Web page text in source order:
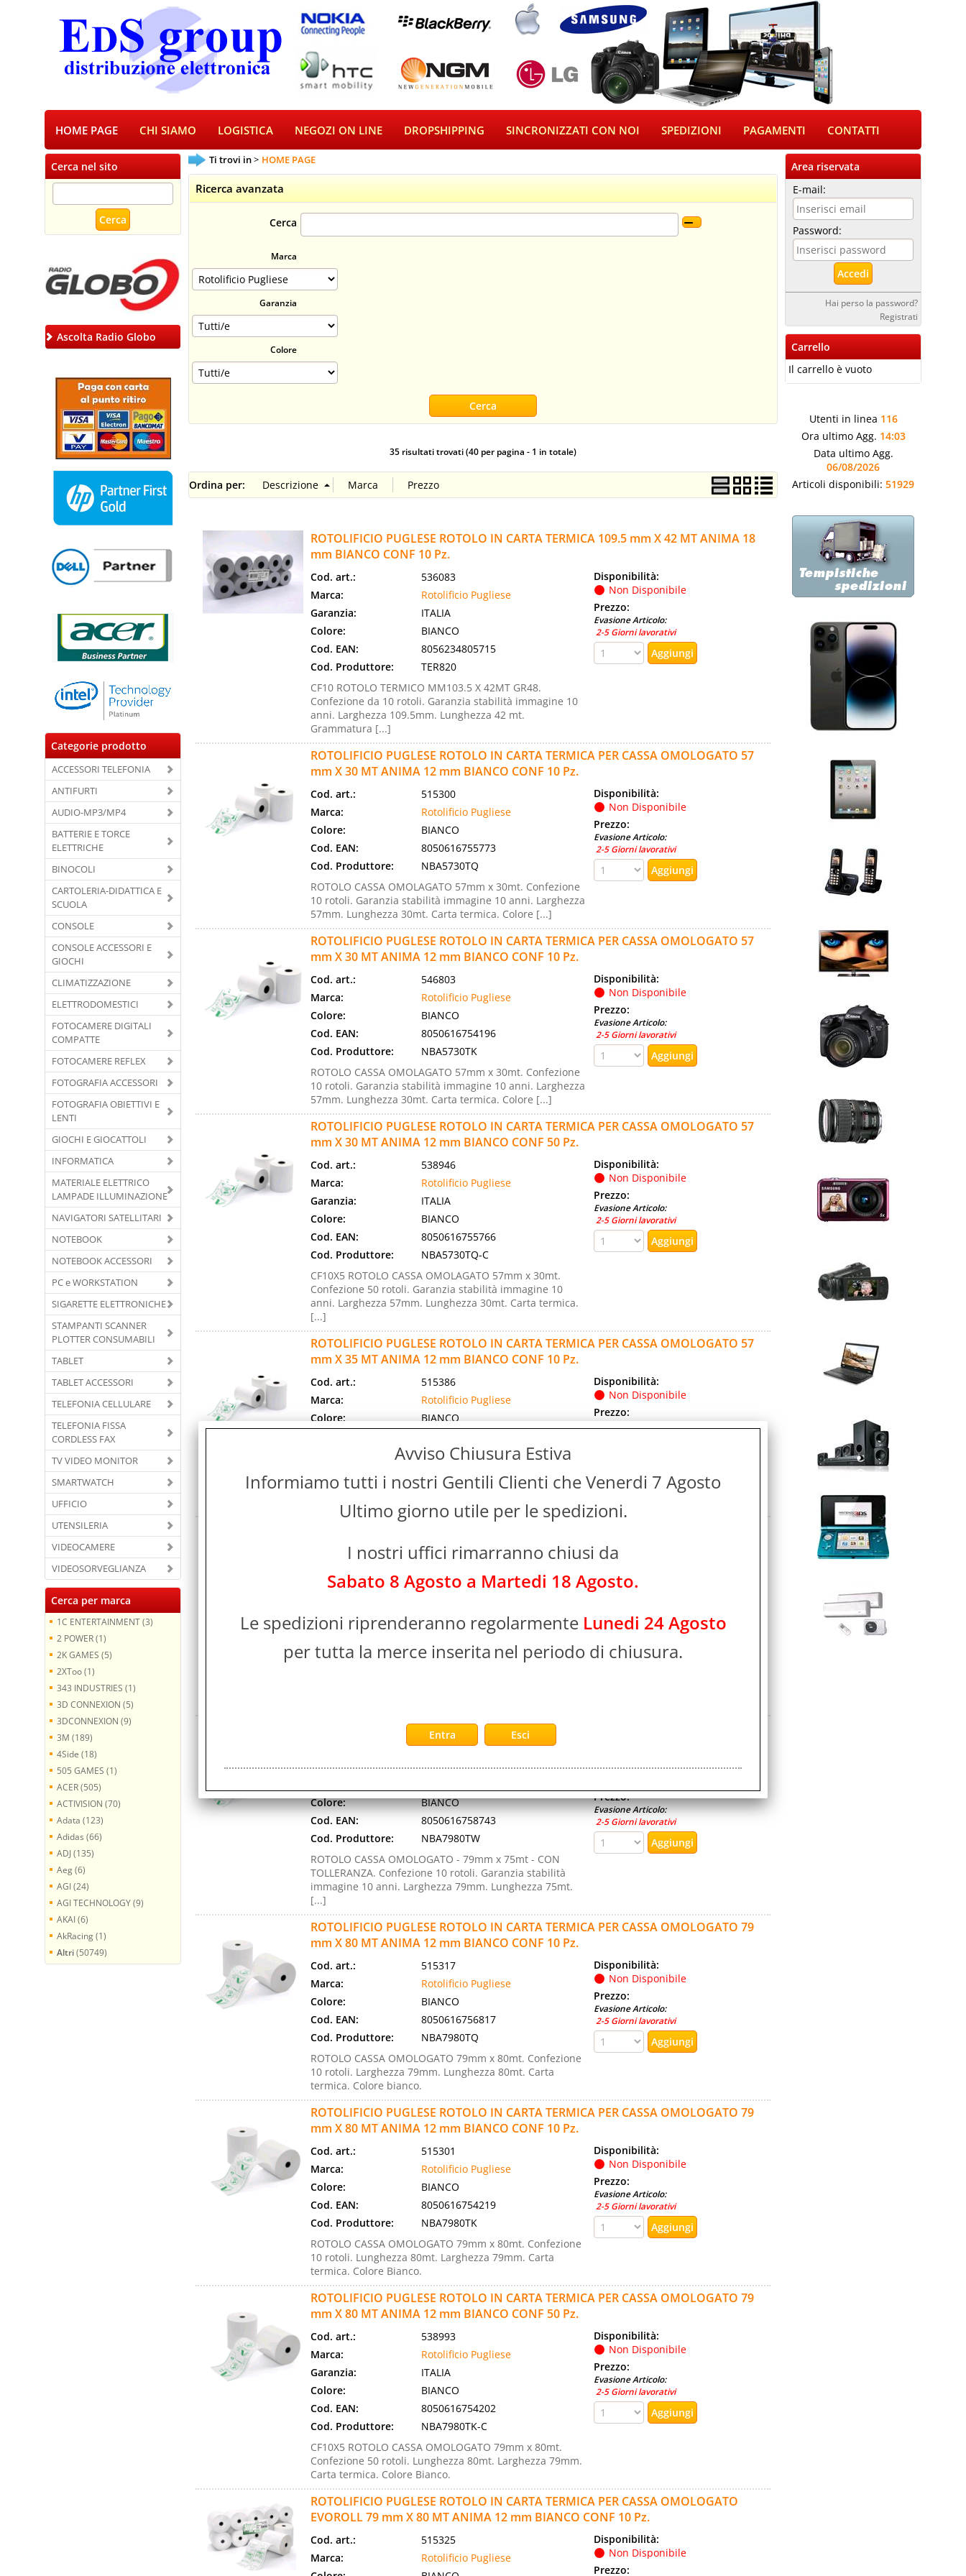
HOME PAGE CHI SIAMO LOGISTICA NEGOZI ON LINE DROPSHIPPING SINCRONIZZATI CON NOI SPEDIZIONI PAGAMENTI CONTATTI
Cerca nel sito
Ascolta Radio Globo
Categorie prodotto
ACCESSORI TELEFONIA
ANTIFURTI
AUDIO-MP3/MP4
BATTERIE E TORCE
ELETTRICHE
BINOCOLI
CARTOLERIA-DIDATTICA E
SCUOLA
CONSOLE
CONSOLE ACCESSORI E
GIOCHI
CLIMATIZZAZIONE
ELETTRODOMESTICI
FOTOCAMERE DIGITALI
COMPATTE
FOTOCAMERE REFLEX
FOTOGRAFIA ACCESSORI
FOTOGRAFIA OBIETTIVI E
LENTI
GIOCHI E GIOCATTOLI
INFORMATICA
MATERIALE ELETTRICO
LAMPADE ILLUMINAZIONE
NAVIGATORI SATELLITARI
NOTEBOOK
NOTEBOOK ACCESSORI
PC e WORKSTATION
SIGARETTE ELETTRONICHE
STAMPANTI SCANNER
PLOTTER CONSUMABILI
TABLET
TABLET ACCESSORI
TELEFONIA CELLULARE
TELEFONIA FISSA
CORDLESS FAX
TV VIDEO MONITOR
SMARTWATCH
UFFICIO
UTENSILERIA
VIDEOCAMERE
VIDEOSORVEGLIANZA
Cerca per marca
1C ENTERTAINMENT (3)
2 POWER (1)
2K GAMES (5)
2XToo (1)
343 INDUSTRIES (1)
3D CONNEXION (5)
3DCONNEXION (9)
3M (189)
4Side (18)
505 GAMES (1)
ACER (505)
ACTIVISION (70)
Adata (123)
Adidas (66)
ADJ (135)
Aeg (6)
AGI (24)
AGI TECHNOLOGY (9)
AKAI (6)
AkRacing (1)
Altri(50749)
Ti trovi in HOME PAGE
Ricerca avanzata
Cerca
Marca
Garanzia
Colore
35 risultati trovati (40 per pagina - 1 in totale)
Ordina per:
ROTOLIFICIO PUGLESE ROTOLO IN CARTA TERMICA 109.5 mm X 42 MT ANIMA 18
mm BIANCO CONF 10 Pz.
Cod. art.:
536083
Marca:
Rotolificio Pugliese
Garanzia:
ITALIA
Colore:
BIANCO
Cod. EAN:
8056234805715
Cod. Produttore:
TER820
CF10 ROTOLO TERMICO MM103.5 X 42MT GR48.
Confezione da 10 rotoli. Garanzia stabilità immagine 10
anni. Larghezza 109.5mm. Lunghezza 42 mt.
Grammatura [...]
Disponibilità:
Non Disponibile
Prezzo:
Evasione Articolo:
2-5 Giorni lavorativi
ROTOLIFICIO PUGLESE ROTOLO IN CARTA TERMICA PER CASSA OMOLOGATO 57
mm X 30 MT ANIMA 12 mm BIANCO CONF 10 Pz.
Cod. art.:
515300
Marca:
Rotolificio Pugliese
Colore:
BIANCO
Cod. EAN:
8050616755773
Cod. Produttore:
NBA5730TQ
ROTOLO CASSA OMOLAGATO 57mm x 30mt. Confezione
10 rotoli. Garanzia stabilità immagine 10 anni. Larghezza
57mm. Lunghezza 30mt. Carta termica. Colore [...]
Disponibilità:
Non Disponibile
Prezzo:
Evasione Articolo:
2-5 Giorni lavorativi
ROTOLIFICIO PUGLESE ROTOLO IN CARTA TERMICA PER CASSA OMOLOGATO 57
mm X 30 MT ANIMA 12 mm BIANCO CONF 10 Pz.
Cod. art.:
546803
Marca:
Rotolificio Pugliese
Colore:
BIANCO
Cod. EAN:
8050616754196
Cod. Produttore:
NBA5730TK
ROTOLO CASSA OMOLAGATO 57mm x 30mt. Confezione
10 rotoli. Garanzia stabilità immagine 10 anni. Larghezza
57mm. Lunghezza 30mt. Carta termica. Colore [...]
Disponibilità:
Non Disponibile
Prezzo:
Evasione Articolo:
2-5 Giorni lavorativi
ROTOLIFICIO PUGLESE ROTOLO IN CARTA TERMICA PER CASSA OMOLOGATO 57
mm X 30 MT ANIMA 12 mm BIANCO CONF 50 Pz.
Cod. art.:
538946
Marca:
Rotolificio Pugliese
Garanzia:
ITALIA
Colore:
BIANCO
Cod. EAN:
8050616755766
Cod. Produttore:
NBA5730TQ-C
CF10X5 ROTOLO CASSA OMOLAGATO 57mm x 30mt.
Confezione 50 rotoli. Garanzia stabilità immagine 10
anni. Larghezza 57mm. Lunghezza 30mt. Carta termica.
[...]
Disponibilità:
Non Disponibile
Prezzo:
Evasione Articolo:
2-5 Giorni lavorativi
ROTOLIFICIO PUGLESE ROTOLO IN CARTA TERMICA PER CASSA OMOLOGATO 57
mm X 35 MT ANIMA 12 mm BIANCO CONF 10 Pz.
Cod. art.:
515386
Marca:
Rotolificio Pugliese
Colore:
BIANCO
NBA5735TQ
ROTOLO CASSA OMOLOGATO 57mm x 35mt. Confezioni
10 rotoli. Lunghezza 35mt. Larghezza 57mm. Carta
termica. Colore Bianco.
Disponibilità:
Non Disponibile
Prezzo:
Evasione Articolo:
mm X 80 MT ANIMA 12 mm BIANCO CONF 50 Pz.
Marca:
Rotolificio Pugliese
Cod. EAN:
8057724141924
CF10X5 ROTOLO CASSA OMOLOGATO 57MM X 80MT.
Non Disponibile
2-5 Giorni lavorativi
ROTOLIFICIO PUGLESE ROTOLO IN CARTA TERMICA PER CASSA OMOLOGATO 79
mm X 75 MT ANIMA 12 mm BIANCO CONF 10 Pz.
Cod. art.:
515302
Colore:
BIANCO
Cod. EAN:
8050616758743
Cod. Produttore:
NBA7980TW
ROTOLO CASSA OMOLOGATO - 79mm x 75mt - CON
TOLLERANZA. Confezione 10 rotoli. Garanzia stabilità
immagine 10 anni. Larghezza 79mm. Lunghezza 75mt.
[...]
Disponibilità:
Prezzo:
Evasione Articolo:
2-5 Giorni lavorativi
ROTOLIFICIO PUGLESE ROTOLO IN CARTA TERMICA PER CASSA OMOLOGATO 79
mm X 80 MT ANIMA 12 mm BIANCO CONF 10 Pz.
Cod. art.:
515317
Marca:
Rotolificio Pugliese
Colore:
BIANCO
Cod. EAN:
8050616756817
Cod. Produttore:
NBA7980TQ
ROTOLO CASSA OMOLOGATO 79mm x 80mt. Confezione
10 rotoli. Larghezza 79mm. Lunghezza 80mt. Carta
termica. Colore bianco.
Disponibilità:
Non Disponibile
Prezzo:
Evasione Articolo:
2-5 Giorni lavorativi
ROTOLIFICIO PUGLESE ROTOLO IN CARTA TERMICA PER CASSA OMOLOGATO 79
mm X 80 MT ANIMA 12 mm BIANCO CONF 10 Pz.
Cod. art.:
515301
Marca:
Rotolificio Pugliese
Colore:
BIANCO
Cod. EAN:
8050616754219
Cod. Produttore:
NBA7980TK
ROTOLO CASSA OMOLOGATO 79mm x 80mt. Confezione
10 rotoli. Lunghezza 80mt. Larghezza 79mm. Carta
termica. Colore Bianco.
Disponibilità:
Non Disponibile
Prezzo:
Evasione Articolo:
2-5 Giorni lavorativi
ROTOLIFICIO PUGLESE ROTOLO IN CARTA TERMICA PER CASSA OMOLOGATO 79
mm X 80 MT ANIMA 12 mm BIANCO CONF 50 Pz.
Cod. art.:
538993
Marca:
Rotolificio Pugliese
Garanzia:
ITALIA
Colore:
BIANCO
Cod. EAN:
8050616754202
Cod. Produttore:
NBA7980TK-C
CF10X5 ROTOLO CASSA OMOLOGATO 79mm x 80mt.
Confezione 50 rotoli. Lunghezza 80mt. Larghezza 79mm.
Carta termica. Colore Bianco.
Disponibilità:
Non Disponibile
Prezzo:
Evasione Articolo:
2-5 Giorni lavorativi
ROTOLIFICIO PUGLESE ROTOLO IN CARTA TERMICA PER CASSA OMOLOGATO
EVOROLL 79 mm X 80 MT ANIMA 12 mm BIANCO CONF 10 Pz.
Cod. art.:
515325
Marca:
Rotolificio Pugliese
Disponibilità:
Non Disponibile
Prezzo:
Area riservata
E-mail:
Password:
Hai perso la password?
Registrati
Carrello
Il carrello è vuoto
Utenti in linea 116
Ora ultimo Agg. 14:03
Data ultimo Agg.
06/08/2026
Articoli disponibili: 51929
Avviso Chiusura Estiva
Informiamo tutti i nostri Gentili Clienti che Venerdi 7 Agosto
Ultimo giorno utile per le spedizioni.
I nostri uffici rimarranno chiusi da
Sabato 8 Agosto a Martedi 18 Agosto.
Le spedizioni riprenderanno regolarmente Lunedi 24 Agosto
per tutta la merce inserita nel periodo di chiusura.